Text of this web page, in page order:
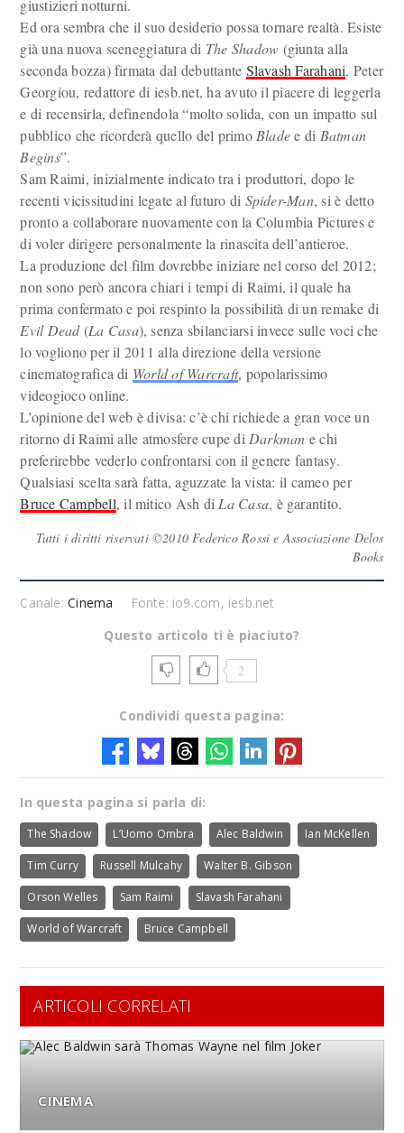
giustizieri notturni.
Ed ora sembra che il suo desiderio possa tornare realtà. Esiste
già una nuova sceneggiatura di The Shadow (giunta alla
seconda bozza) firmata dal debuttante Slavash Farahani. Peter
Georgiou, redattore di iesb.net, ha avuto il piacere di leggerla
e di recensirla, definendola “molto solida, con un impatto sul
pubblico che ricorderà quello del primo Bladee di Batman
Begins”.
Sam Raimi, inizialmente indicato tra i produttori, dopo le
recenti vicissitudini legate al futuro di Spider-Man, si è detto
pronto a collaborare nuovamente con la Columbia Pictures e
di voler dirigere personalmente la rinascita dell’antieroe.
La produzione del film dovrebbe iniziare nel corso del 2012;
non sono però ancora chiari i tempi di Raimi, il quale ha
prima confermato e poi respinto la possibilità di un remake di
Evil Dead(La Casa), senza sbilanciarsi invece sulle voci che
lo vogliono per il 2011 alla direzione della versione
cinematografica di World of Warcraft, popolarissimo
videogioco online.
L’opinione del web è divisa: c’è chi richiede a gran voce un
ritorno di Raimi alle atmosfere cupe di Darkman e chi
preferirebbe vederlo confrontarsi con il genere fantasy.
Qualsiasi scelta sarà fatta, aguzzate la vista: il cameo per
Bruce Campbell, il mitico Ash di La Casa, è garantito.
Tutti i diritti riservati ©2010 Federico Rossi e Associazione Delos
Books
Canale:Cinema
Fonte: io9.com, iesb.net
Questo articolo ti è piaciuto?
2
Condividi questa pagina:
In questa pagina si parla di:
The Shadow L’Uomo Ombra Alec Baldwin Ian McKellen
Tim Curry Russell Mulcahy Walter B. Gibson
Orson Welles Sam Raimi Slavash Farahani
World of Warcraft Bruce Campbell
ARTICOLI CORRELATI
CINEMA